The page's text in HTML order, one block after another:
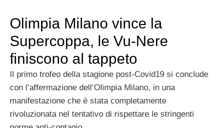
Olimpia Milano vince la
Supercoppa, le Vu-Nere
finiscono al tappeto
Il primo trofeo della stagione post-Covid19 si conclude
con l’affermazione dell’Olimpia Milano, in una
manifestazione che è stata completamente
rivoluzionata nel tentativo di rispettare le stringenti